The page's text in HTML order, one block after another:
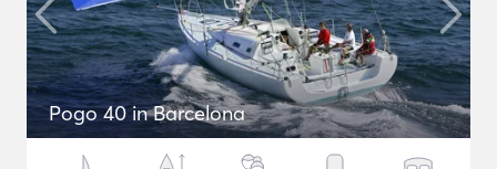
Pogo 40 in Barcelona